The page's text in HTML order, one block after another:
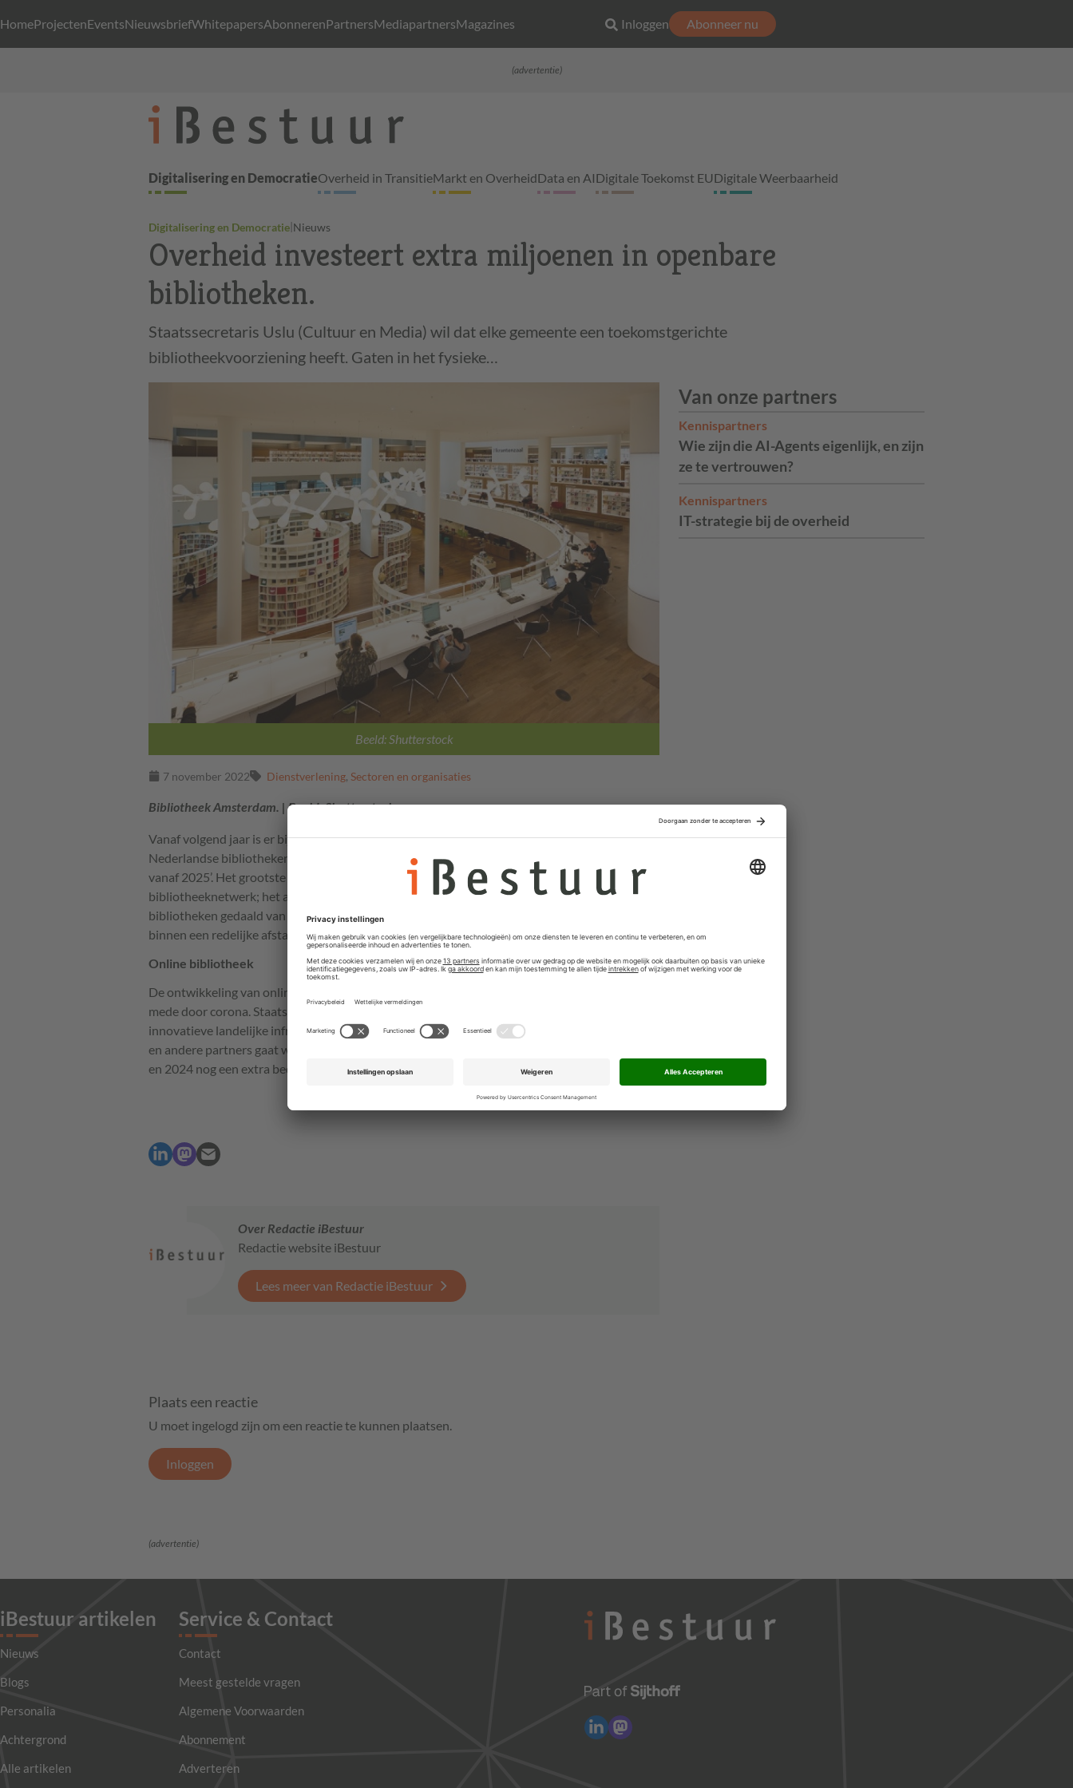
HomeProjectenEventsNieuwsbriefWhitepapersAbonnerenPartnersMediapartnersMagazines Inloggen Abonneer nu
(advertentie)
Digitalisering en DemocratieOverheid in TransitieMarkt en OverheidData en AIDigitale Toekomst EUDigitale Weerbaarheid
Digitalisering en Democratie|Nieuws
Overheid investeert extra miljoenen in openbare
bibliotheken.
Staatssecretaris Uslu (Cultuur en Media) wil dat elke gemeente een toekomstgerichte
bibliotheekvoorziening heeft. Gaten in het fysieke…
Beeld: Shutterstock
7 november 2022 Dienstverlening, Sectoren en organisaties
Van onze partners
Kennispartners
Wie zijn die AI-Agents eigenlijk, en zijn
ze te vertrouwen?
Kennispartners
IT-strategie bij de overheid
Bibliotheek Amsterdam. | Beeld: Shutterstock
Vanaf volgend jaar is er bijna 30 miljoen euro beschikbaar voor het onderhouden van
Nederlandse bibliotheken en dat loopt op ‘tot een structureel bedrag van 58,7 miljoen euro
vanaf 2025’. Het grootste gedeelte van dit bedrag gaat naar het ondersteunen van het fysieke
bibliotheeknetwerk; het aantal fysieke bibliotheken. In de afgelopen tien jaar is het aantal
bibliotheken gedaald van 843 naar 744 locaties. Hierdoor zouden ze niet meer voor iedereen
binnen een redelijke afstand bereikbaar zijn.
Online bibliotheek
De ontwikkeling van online bibliotheken is in de afgelopen periode een grote vlucht genomen,
mede door corona. Staatssecretaris Uslu wil deze functie versterken. Daarvoor is een
innovatieve landelijke infrastructuur nodig, waaraan zij samen met de Koninklijke Bibliotheek
en andere partners gaat werken. Hier is jaarlijks 5 miljoen euro voor beschikbaar, en in 2023
en 2024 nog een extra bedrag van 8 miljoen euro.
Over Redactie iBestuur
Redactie website iBestuur
Lees meer van Redactie iBestuur
Plaats een reactie
U moet ingelogd zijn om een reactie te kunnen plaatsen.
Inloggen
(advertentie)
iBestuur artikelen
Nieuws
Blogs
Personalia
Achtergrond
Alle artikelen
Service & Contact
Contact
Meest gestelde vragen
Algemene Voorwaarden
Abonnement
Adverteren